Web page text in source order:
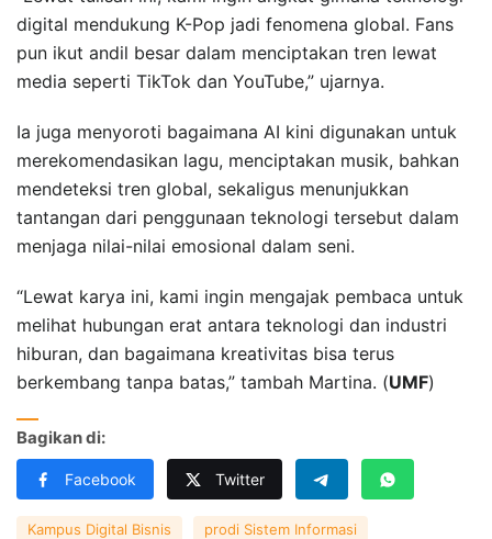
digital mendukung K-Pop jadi fenomena global. Fans
pun ikut andil besar dalam menciptakan tren lewat
media seperti TikTok dan YouTube,” ujarnya.
Ia juga menyoroti bagaimana AI kini digunakan untuk
merekomendasikan lagu, menciptakan musik, bahkan
mendeteksi tren global, sekaligus menunjukkan
tantangan dari penggunaan teknologi tersebut dalam
menjaga nilai-nilai emosional dalam seni.
“Lewat karya ini, kami ingin mengajak pembaca untuk
melihat hubungan erat antara teknologi dan industri
hiburan, dan bagaimana kreativitas bisa terus
berkembang tanpa batas,” tambah Martina. (UMF)
Bagikan di:
Facebook Twitter
Kampus Digital Bisnis prodi Sistem Informasi